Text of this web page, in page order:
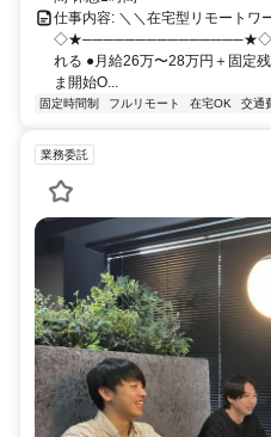
仕事内容: ＼＼在宅型リモートワ
◇★───────────────★◇ ●平
れる ●月給26万〜28万円＋固定
ま開始O...
固定時間制 フルリモート 在宅OK 交通
業務委託